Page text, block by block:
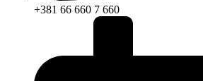
+381 66 660 7 660